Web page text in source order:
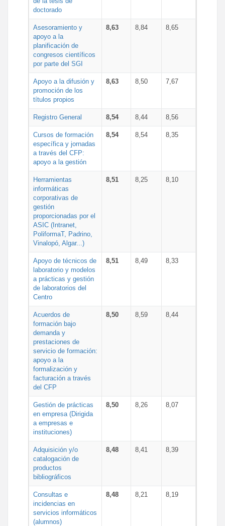
doctorado
Asesoramiento y
apoyo a la
planificación de
congresos científicos
por parte del SGI
8,63 8,84 8,65
Apoyo a la difusión y
promoción de los
títulos propios
8,63 8,50 7,67
Registro General 8,54 8,44 8,56
Cursos de formación
específica y jornadas
a través del CFP:
apoyo a la gestión
8,54 8,54 8,35
Herramientas
informáticas
corporativas de
gestión
proporcionadas por el
ASIC (Intranet,
PoliformaT, Padrino,
Vinalopó, Algar...)
8,51 8,25 8,10
Apoyo de técnicos de
laboratorio y modelos
a prácticas y gestión
de laboratorios del
Centro
8,51 8,49 8,33
Acuerdos de
formación bajo
demanda y
prestaciones de
servicio de formación:
apoyo a la
formalización y
facturación a través
del CFP
8,50 8,59 8,44
Gestión de prácticas
en empresa (Dirigida
a empresas e
instituciones)
8,50 8,26 8,07
Adquisición y/o
catalogación de
productos
bibliográficos
8,48 8,41 8,39
Consultas e
incidencias en
servicios informáticos
(alumnos)
8,48 8,21 8,19